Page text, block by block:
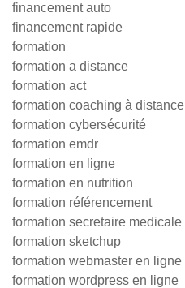
financement auto
financement rapide
formation
formation a distance
formation act
formation coaching à distance
formation cybersécurité
formation emdr
formation en ligne
formation en nutrition
formation référencement
formation secretaire medicale
formation sketchup
formation webmaster en ligne
formation wordpress en ligne